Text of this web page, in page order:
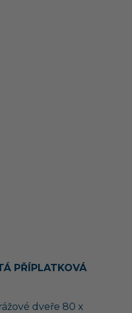
PŘÍPLATKOVÁ
dveře 80 x